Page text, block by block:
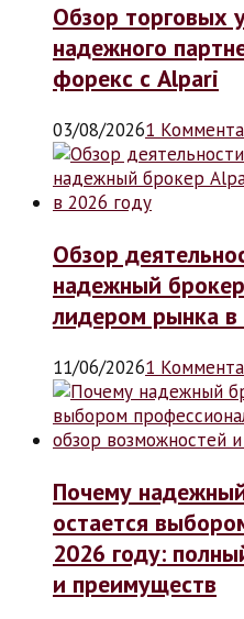
Обзор торговых
надежного
форекс с Alpari
03/08/20261
Обзор
надежный
лидером рынка в
11/06/20261
Почему
остается
2026 году:
и преимуществ